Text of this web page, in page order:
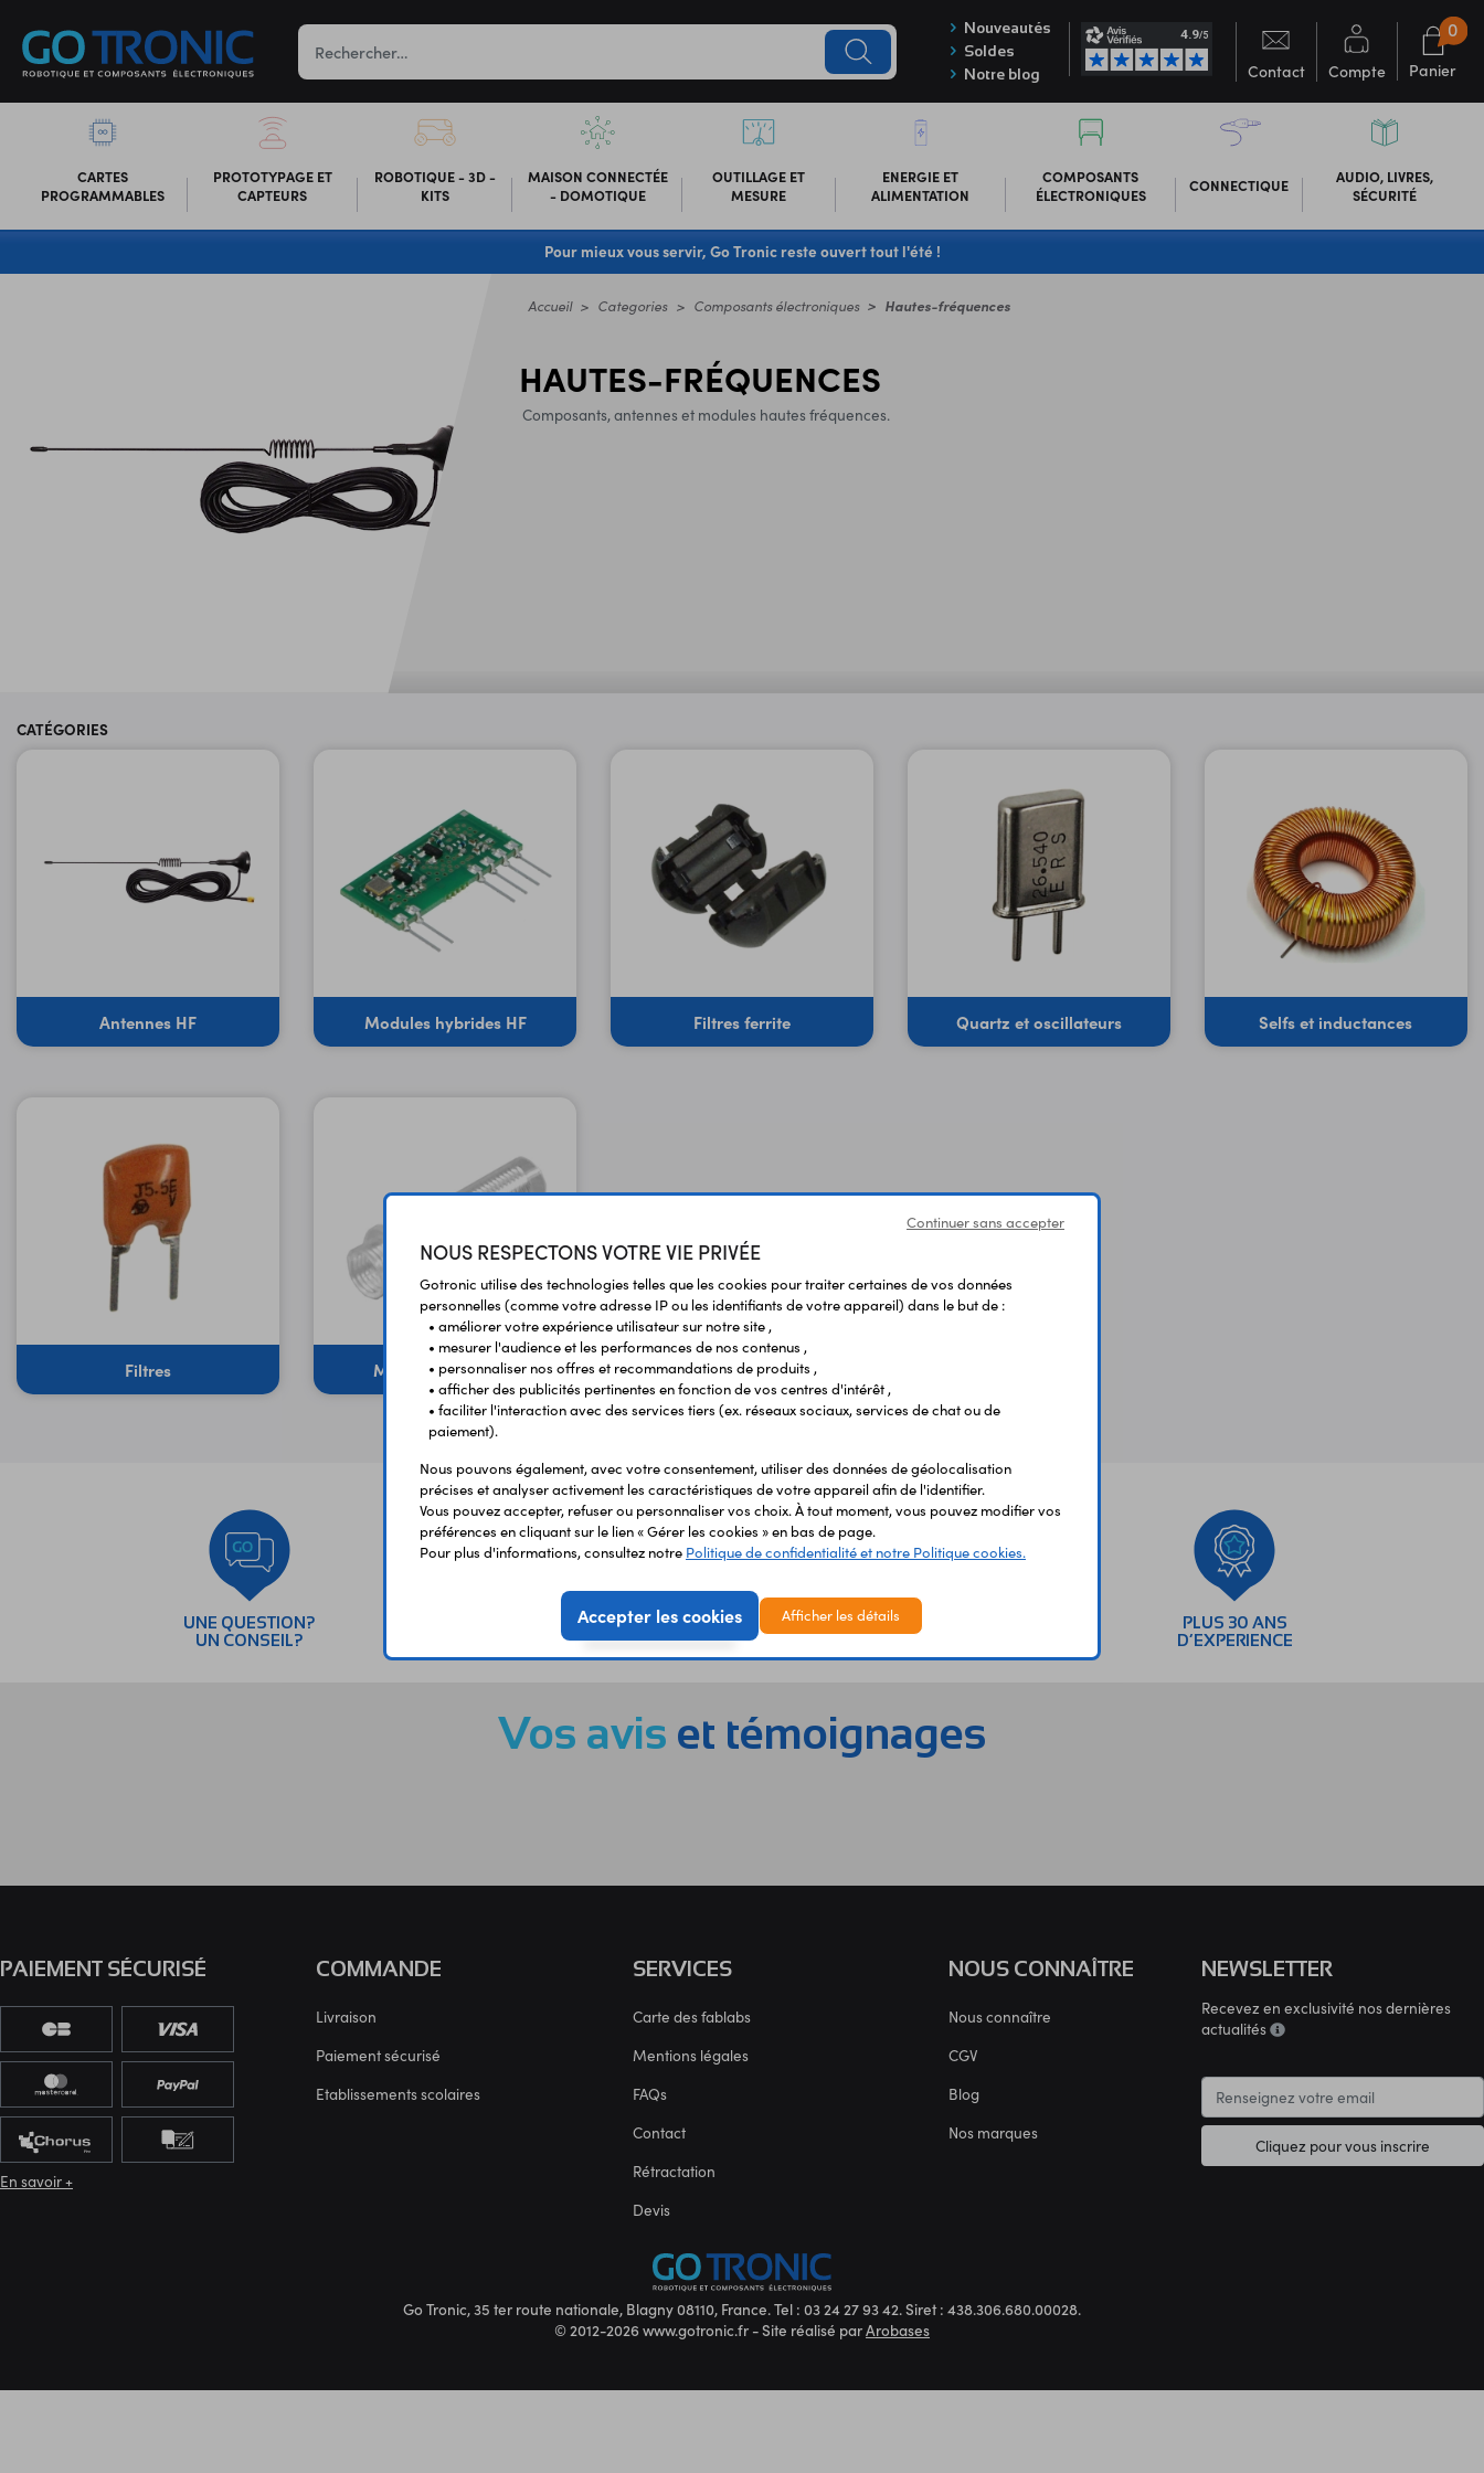
Nouveautés
Soldes
Notre blog
Contact Compte Panier
0
CARTES
PROGRAMMABLES
PROTOTYPAGE ET
CAPTEURS
ROBOTIQUE - 3D -
KITS
MAISON CONNECTÉE
- DOMOTIQUE
OUTILLAGE ET
MESURE
ENERGIE ET
ALIMENTATION
COMPOSANTS
ÉLECTRONIQUES
CONNECTIQUE
AUDIO, LIVRES,
SÉCURITÉ
Pour mieux vous servir, Go Tronic reste ouvert tout l'été !
Accueil Categories Composants électroniques Hautes-fréquences
HAUTES-FRÉQUENCES
Composants, antennes et modules hautes fréquences.
CATÉGORIES
Antennes HF Modules hybrides HF Filtres ferrite Quartz et oscillateurs Selfs et inductances
Filtres Mandrin à bobiner
UNE QUESTION?
UN CONSEIL?
LIVRAISON
RAPIDE
ÉTABLISSEMENTS
PLUS 30 ANS
D’EXPERIENCE
Vos avis et témoignages
COMMANDE
Livraison
Paiement sécurisé
Etablissements scolaires
SERVICES
Carte des fablabs
Mentions légales
FAQs
Contact
Rétractation
Devis
NOUS CONNAÎTRE
Nous connaître
CGV
Blog
Nos marques
NEWSLETTER
Recevez en exclusivité nos dernières
actualités
Cliquez pour vous inscrire
PAIEMENT SÉCURISÉ
En savoir +
Go Tronic, 35 ter route nationale, Blagny 08110, France. Tel : 03 24 27 93 42. Siret : 438.306.680.00028.
© 2012-2026 www.gotronic.fr - Site réalisé parArobases
Continuer sans accepter
NOUS RESPECTONS VOTRE VIE PRIVÉE
Gotronic utilise des technologies telles que les cookies pour traiter certaines de vos données
personnelles (comme votre adresse IP ou les identifiants de votre appareil) dans le but de :
• améliorer votre expérience utilisateur sur notre site ,
• mesurer l'audience et les performances de nos contenus ,
• personnaliser nos offres et recommandations de produits ,
• afficher des publicités pertinentes en fonction de vos centres d'intérêt ,
• faciliter l'interaction avec des services tiers (ex. réseaux sociaux, services de chat ou de
paiement).
Nous pouvons également, avec votre consentement, utiliser des données de géolocalisation
précises et analyser activement les caractéristiques de votre appareil afin de l'identifier.
Vous pouvez accepter, refuser ou personnaliser vos choix. À tout moment, vous pouvez modifier vos
préférences en cliquant sur le lien « Gérer les cookies » en bas de page.
Pour plus d'informations, consultez notre Politique de confidentialité et notre Politique cookies.
Accepter les cookies Afficher les détails